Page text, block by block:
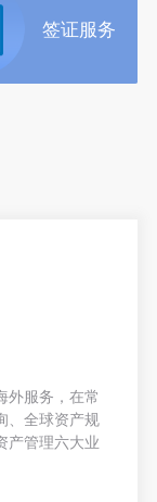
签证服务
外服务，在常
、全球资产规
产管理六大业